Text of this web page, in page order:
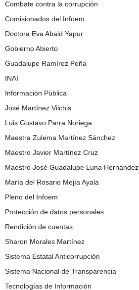
Combate contra la corrupción
Comisionados del Infoem
Doctora Eva Abaid Yapur
Gobierno Abierto
Guadalupe Ramírez Peña
INAI
Información Pública
José Martínez Vilchis
Luis Gustavo Parra Noriega
Maestra Zulema Martínez Sánchez
Maestro Javier Martínez Cruz
Maestro José Guadalupe Luna Hernández
María del Rosario Mejía Ayala
Pleno del Infoem
Protección de datos personales
Rendición de cuentas
Sharon Morales Martínez
Sistema Estatal Anticorrupción
Sistema Nacional de Transparencia
Tecnologías de Información